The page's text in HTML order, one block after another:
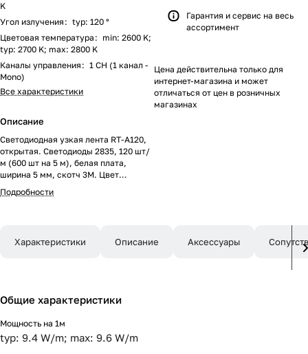
K
Угол излучения : typ: 120 °
Цветовая температура : min: 2600 K;
typ: 2700 K; max: 2800 K
Каналы управления : 1 CH (1 канал -
Mono)
Все характеристики
Описание
Светодиодная узкая лента RT-A120,
открытая. Светодиоды 2835, 120 шт/
м (600 шт на 5 м), белая плата,
ширина 5 мм, скотч 3M. Цвет
ТЁПЛЫЙ 2700 K, цветопередача
CRI>85, угол 120°. Питание 12V,
1 м.
Подробности
Гарантия и сервис на весь
ассортимент
Цена действительна только для
интернет-магазина и может
отличаться от цен в розничных
магазинах
Характеристики Описание Аксессуары
Общие характеристики
Мощность на 1м
typ: 9.4 W/m; max: 9.6 W/m